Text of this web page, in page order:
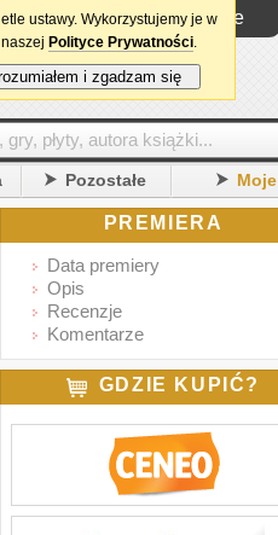
Logowanie
Pozostałe Moje
PREMIERA
Data premiery
Opis
Recenzje
Komentarze
GDZIE KUPIĆ?
ustawy. Wykorzystujemy je w
Polityce Prywatności.
i zgadzam się